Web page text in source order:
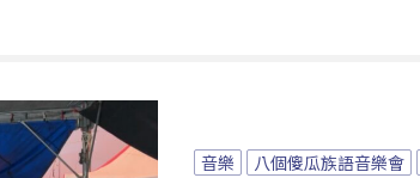
音樂 八個傻瓜族語音樂會